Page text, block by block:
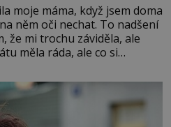
moje máma, když jsem doma
něm oči nechat. To nadšení
že mi trochu záviděla, ale
měla ráda, ale co si
byla jiná doba, když